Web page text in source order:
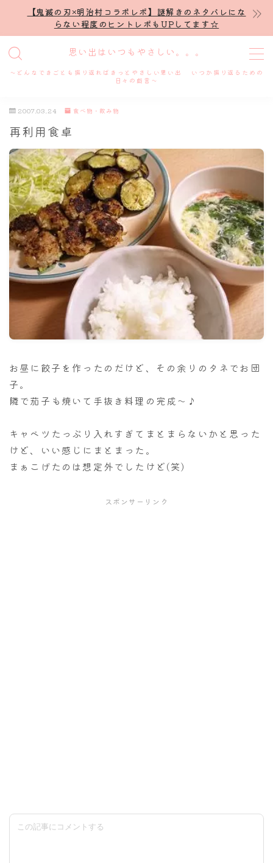
【鬼滅の刃×明治村コラボレポ】謎解きのネタバレにな
らない程度のヒントレポもUPしてます☆
思い出はいつもやさしい。。。
～どんなできごとも振り返ればきっとやさしい思い出 いつか振り返るための
日々の戯言～
MENU
プロフィール
謎解き
ホテル滞在記
舞台・ライブ
名古屋
ナナちゃん人形
2007.03.24 食べ物・飲み物
再利用食卓
お昼に餃子を作ったのだけど、その余りのタネでお団
子。
隣で茄子も焼いて手抜き料理の完成～♪
キャベツたっぷり入れすぎてまとまらないかと思った
けど、いい感じにまとまった。
まぁこげたのは想定外でしたけど(笑)
スポンサーリンク